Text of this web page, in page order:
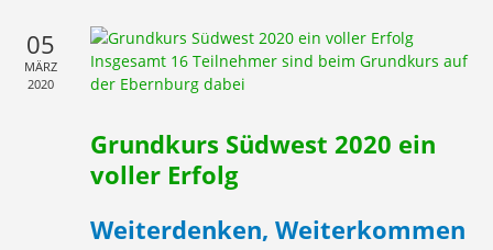
05
MÄRZ
2020
Insgesamt 16 Teilnehmer sind beim Grundkurs auf
der Ebernburg dabei
Grundkurs Südwest 2020 ein
voller Erfolg
Weiterdenken, Weiterkommen